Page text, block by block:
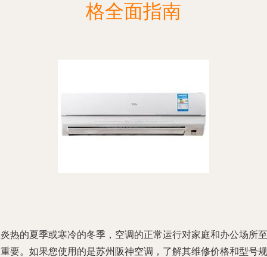
格全面指南
热的夏季或寒冷的冬季，空调的正常运行对家庭和办公场所至
要。如果您使用的是苏州阪神空调，了解其维修价格和型号规